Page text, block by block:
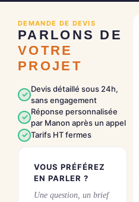
DEMANDE DE DEVIS
PARLONS DE
VOTRE
PROJET
✓
Devis détaillé sous 24h,
sans engagement
✓
Réponse personnalisée
par Manon après un appel
✓ Tarifs HT fermes
VOUS PRÉFÉREZ
EN PARLER ?
Une question, un brief